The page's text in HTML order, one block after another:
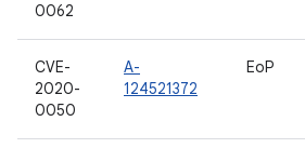
0062
CVE-
2020-
0050
A-
124521372
EoP